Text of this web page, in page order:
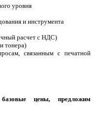
уровня
и инструмента
расчет с НДС)
тонера)
связанным с печатной
цены, предложим